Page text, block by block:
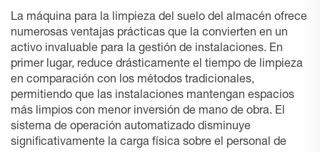
La máquina para la limpieza del suelo del almacén ofrece
numerosas ventajas prácticas que la convierten en un
activo invaluable para la gestión de instalaciones. En
primer lugar, reduce drásticamente el tiempo de limpieza
en comparación con los métodos tradicionales,
permitiendo que las instalaciones mantengan espacios
más limpios con menor inversión de mano de obra. El
sistema de operación automatizado disminuye
significativamente la carga física sobre el personal de